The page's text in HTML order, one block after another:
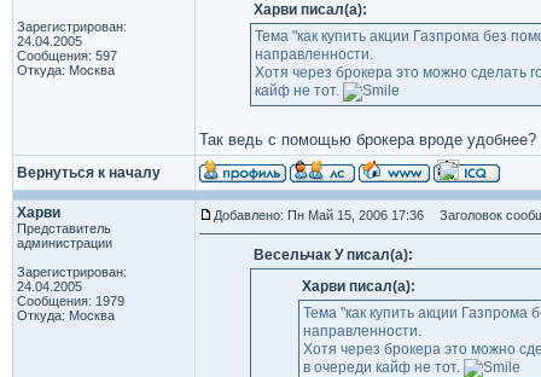
Зарегистрирован:
24.04.2005
Сообщения: 597
Откуда: Москва
Харви писал(а):
Тема "как купить акции Газпрома без
направленности.
Хотя через брокера это можно сделать
кайф не тот.
Так ведь с помощью брокера вроде удобнее?
Вернуться к началу
Харви
Представитель
администрации
Зарегистрирован:
24.04.2005
Сообщения: 1979
Откуда: Москва
Добавлено: Пн Май 15, 2006 17:36 Заголовок
Весельчак У писал(а):
Харви писал(а):
Тема "как купить акции Газпрома
направленности.
Хотя через брокера это можно
в очереди кайф не тот.